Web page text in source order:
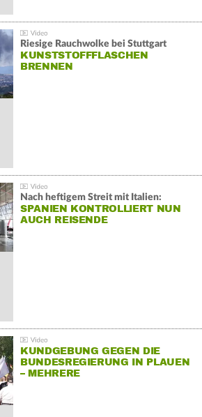
Riesige Rauchwolke bei Stuttgart
KUNSTSTOFFFLASCHEN
BRENNEN
Nach heftigem Streit mit Italien:
SPANIEN KONTROLLIERT NUN
AUCH REISENDE
KUNDGEBUNG GEGEN DIE
BUNDESREGIERUNG IN PLAUEN
– MEHRERE